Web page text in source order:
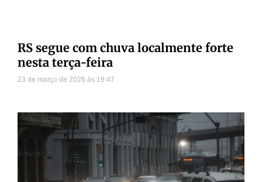
RS segue com chuva localmente forte
nesta terça-feira
23 de março de 2026 19:47